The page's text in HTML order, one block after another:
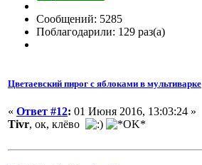
Сообщений: 5285
Поблагодарили: 129 раз(а)
Цветаевский пирог с яблоками в мультиварке
« Ответ #12: 01 Июня 2016, 13:03:24 »
Tivr, ок, клёво